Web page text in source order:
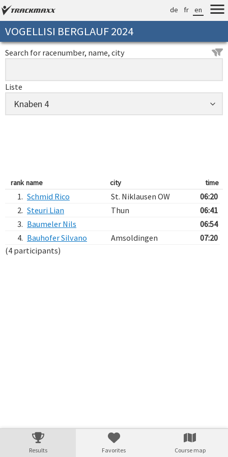
de fr en
VOGELLISI BERGLAUF 2024
Search for racenumber, name, city
Liste
rank name city time
1. Schmid Rico St. Niklausen OW
06:20
2. Steuri Lian Thun
06:41
3. Baumeler Nils
06:54
4. Bauhofer Silvano Amsoldingen
07:20
(4 participants)
Results Favorites Course map